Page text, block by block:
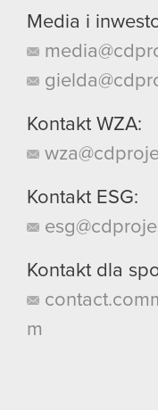
Media i
Kontakt WZA:
Kontakt ESG:
Kontakt dla
m